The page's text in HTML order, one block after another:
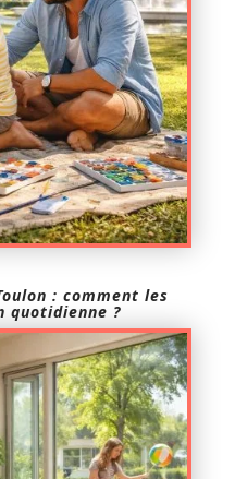
: comment les
quotidienne ?